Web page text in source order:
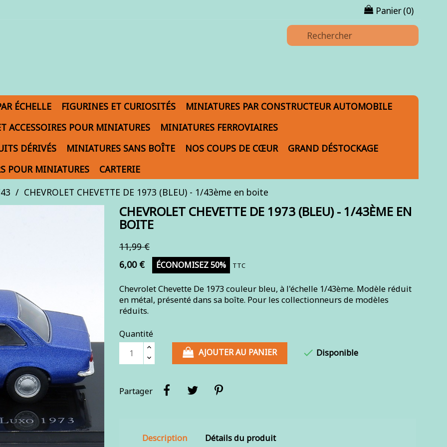
Panier(0)
ÉCHELLE FIGURINES ET CURIOSITÉS
MINIATURES PAR CONSTRUCTEUR AUTOMOBILE
ACCESSOIRES POUR MINIATURES
MINIATURES FERROVIAIRES
DÉRIVÉS
MINIATURES SANS BOÎTE NOS COUPS DE CŒUR
GRAND DÉSTOCKAGE
POUR MINIATURES
CARTERIE
CHEVROLET CHEVETTE DE 1973 (BLEU) - 1/43ème en boite
CHEVROLET CHEVETTE DE 1973 (BLEU) - 1/43ÈME EN
BOITE
11,99 €
6,00 €
ÉCONOMISEZ 50% TTC
Chevrolet Chevette De 1973 couleur bleu, à l'échelle 1/43ème. Modèle réduit
en métal, présenté dans sa boîte. Pour les collectionneurs de modèles
réduits.
Quantité
AJOUTER AU PANIER
 Disponible
Partager
Description Détails du produit